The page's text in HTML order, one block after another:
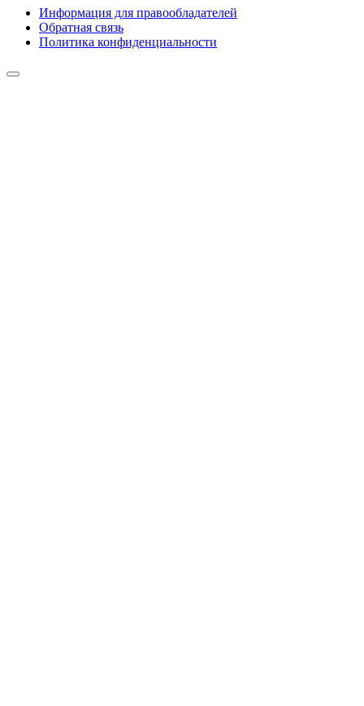
Информация для правообладателей
Обратная связь
Политика конфиденциальности